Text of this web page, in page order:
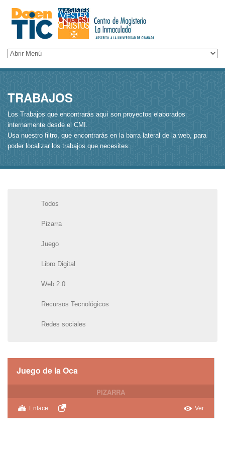
TRABAJOS
Los Trabajos que encontrarás aquí son proyectos elaborados
internamente desde el CMI.
Usa nuestro filtro, que encontrarás en la barra lateral de la web, para
poder localizar los trabajos que necesites.
Todos
Pizarra
Juego
Libro Digital
Web 2.0
Recursos Tecnológicos
Redes sociales
Juego de la Oca
PIZARRA
Enlace Ver